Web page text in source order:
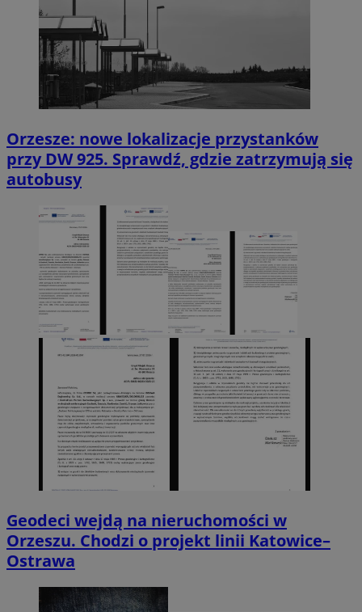
Orzesze: nowe lokalizacje przystanków
przy DW 925. Sprawdź, gdzie zatrzymują się
autobusy
Geodeci wejdą na nieruchomości w
Orzeszu. Chodzi o projekt linii Katowice–
Ostrawa